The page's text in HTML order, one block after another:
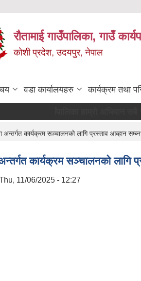
रौतामाई गाउँपालिका, गाउँ
कोशी प्रदेश, उदयपुर, नेपाल
वडा कार्यालयहरु कार्यक्रम तथा
कार्यक्रम सञ्चालनको लागि प्रस्ताव आव्हान
कार्यक्रम सञ्चालनको लागि
11/06/2025 - 12:27